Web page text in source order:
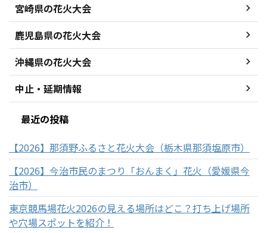
宮崎県の花火大会
鹿児島県の花火大会
沖縄県の花火大会
中止・延期情報
最近の投稿
【2026】那須野ふるさと花火大会（栃木県那須塩原市）
【2026】今治市民のまつり「おんまく」花火（愛媛県今
治市）
東京競馬場花火2026の見える場所はどこ？打ち上げ場所
や穴場スポットを紹介！